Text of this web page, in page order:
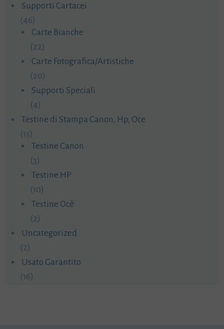
Supporti Cartacei
(46)
Carte Bianche
(22)
Carte Fotografica/Artistiche
(20)
Supporti Speciali
(4)
Testine di Stampa Canon, Hp, Oce
(15)
Testine Canon
(3)
Testine HP
(10)
Testine Ocè
(2)
Uncategorized
(2)
Usato Garantito
(16)